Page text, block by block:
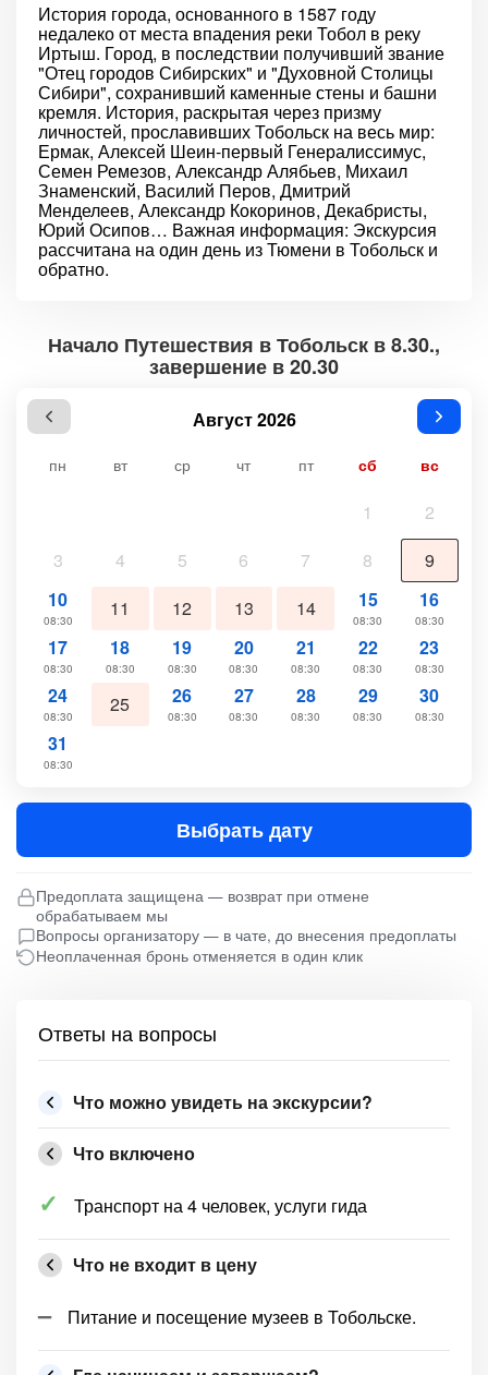
История города, основанного в 1587 году
недалеко от места впадения реки Тобол в реку
Иртыш. Город, в последствии получивший звание
"Отец городов Сибирских" и "Духовной Столицы
Сибири", сохранивший каменные стены и башни
кремля. История, раскрытая через призму
личностей, прославивших Тобольск на весь мир:
Ермак, Алексей Шеин-первый Генералиссимус,
Семен Ремезов, Александр Алябьев, Михаил
Знаменский, Василий Перов, Дмитрий
Менделеев, Александр Кокоринов, Декабристы,
Юрий Осипов… Важная информация: Экскурсия
рассчитана на один день из Тюмени в Тобольск и
обратно.
Начало Путешествия в Тобольск в 8.30.,
завершение в 20.30
Август 2026
пн вт ср чт пт сб вс
1
2
3
4 5 6 7 8
9
10
08:30 11 12 13 14 15
08:30
16
08:30
17
08:30
18
08:30
19
08:30
20
08:30
21
08:30
22
08:30
23
08:30
24
08:30 25 26
08:30
27
08:30
28
08:30
29
08:30
30
08:30
31
08:30
Выбрать дату
Предоплата защищена — возврат при отмене
обрабатываем мы
Вопросы организатору — в чате, до внесения предоплаты
Неоплаченная бронь отменяется в один клик
Ответы на вопросы
Что можно увидеть на экскурсии?
Что включено
Транспорт на 4 человек, услуги гида
Что не входит в цену
Питание и посещение музеев в Тобольске.